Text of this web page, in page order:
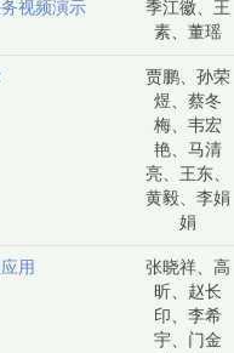
视频演示
季江徽、王
素、董瑶
贾鹏、孙荣
煜、蔡冬
梅、韦宏
艳、马清
亮、王东、
黄毅、李娟
娟
用
张晓祥、高
昕、赵长
印、李希
宇、门金